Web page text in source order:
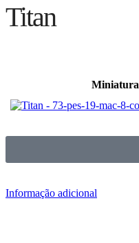
Titan
Miniatura
Informação adicional